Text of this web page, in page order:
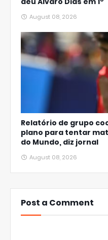
August 08, 2026
Relatório de grupo
plano para tentar
do Mundo, diz jornal
August 08, 2026
Post a Comment